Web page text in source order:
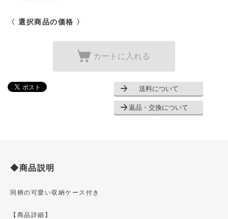
〈 選択商品の価格 〉
カートに入れる
送料について
返品・交換について
◆商品説明
同柄の可愛い収納ケース付き
【商品詳細】